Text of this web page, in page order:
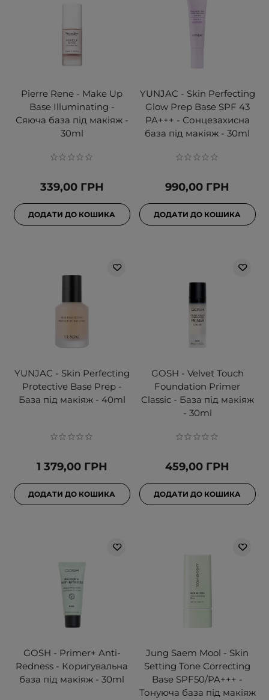
Pierre Rene - Make Up
Base Illuminating -
Сяюча база під макіяж -
30ml
339,00 ГРН
ДОДАТИ ДО КОШИКА
YUNJAC - Skin Perfecting
Glow Prep Base SPF 43
PA+++ - Сонцезахисна
база під макіяж - 30ml
990,00 ГРН
ДОДАТИ ДО КОШИКА
YUNJAC - Skin Perfecting
Protective Base Prep -
База під макіяж - 40ml
1 379,00 ГРН
ДОДАТИ ДО КОШИКА
GOSH - Velvet Touch
Foundation Primer
Classic - База під макіяж
- 30ml
459,00 ГРН
ДОДАТИ ДО КОШИКА
GOSH - Primer+ Anti-
Redness - Коригувальна
база під макіяж - 30ml
Jung Saem Mool - Skin
Setting Tone Correcting
Base SPF50/PA+++ -
Тонуюча база під макіяж